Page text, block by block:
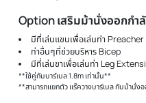
ม้านั่งออกกำลังกา
Press Chair MB-1